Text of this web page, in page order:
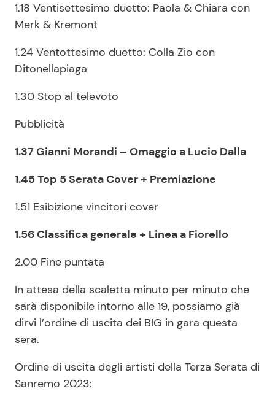
1.18 Ventisettesimo duetto: Paola & Chiara con
Merk & Kremont
1.24 Ventottesimo duetto: Colla Zio con
Ditonellapiaga
1.30 Stop al televoto
Pubblicità
1.37 Gianni Morandi – Omaggio a Lucio Dalla
1.45 Top 5 Serata Cover + Premiazione
1.51 Esibizione vincitori cover
1.56 Classifica generale + Linea a Fiorello
2.00 Fine puntata
In attesa della scaletta minuto per minuto che
sarà disponibile intorno alle 19, possiamo già
dirvi l’ordine di uscita dei BIG in gara questa
sera.
Ordine di uscita degli artisti della Terza Serata di
Sanremo 2023: